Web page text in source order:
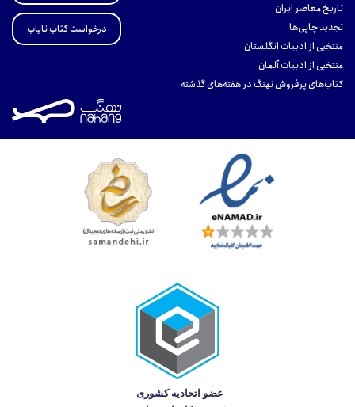
تاریخ معاصر ایران
تجدید چاپی‌ها
منتخبی از ادبیات انگلستان
منتخبی از ادبیات آلمان
کتاب‌های پرفروش نهنگ در هفته‌های گذشته
درخواست کتاب نایاب